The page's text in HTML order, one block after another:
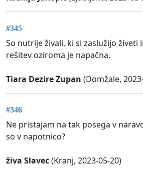
#345
So nutrije živali, ki si zaslužijo živeti
rešitev oziroma je napačna.
Tiara Dezire Zupan (Domžale,
#346
Ne pristajam na tak posega v
so v napotnico?
živa Slavec(Kranj, 2023-05-20)